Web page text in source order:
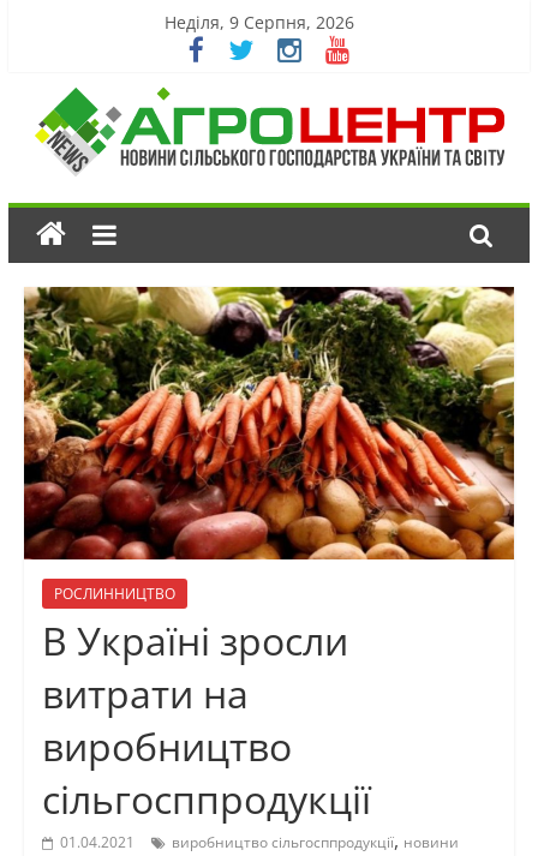
Неділя, 9 Серпня, 2026
РОСЛИННИЦТВО
В Україні зросли
витрати на
виробництво
сільгосппродукції
01.04.2021 виробництво сільгосппродукції, новини